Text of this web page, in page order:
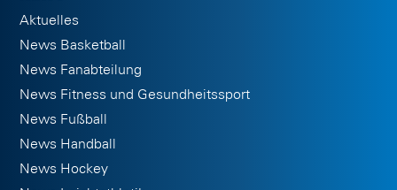
Aktuelles
News Basketball
News Fanabteilung
News Fitness und Gesundheitssport
News Fußball
News Handball
News Hockey